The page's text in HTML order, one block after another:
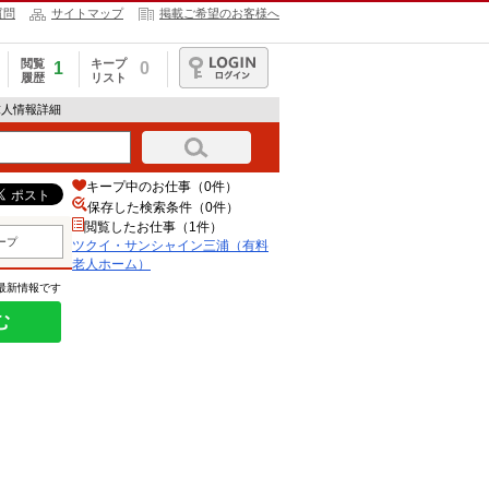
問 サイトマップ 掲載ご希望のお客様へ
閲覧
履歴
1
キープ
リスト
0
ログイン
情報詳細
プ
新情報です
キープ中のお仕事（0件）
保存した検索条件（0件）
閲覧したお仕事（1件）
ツクイ・サンシャイン三浦（有料
老人ホーム）